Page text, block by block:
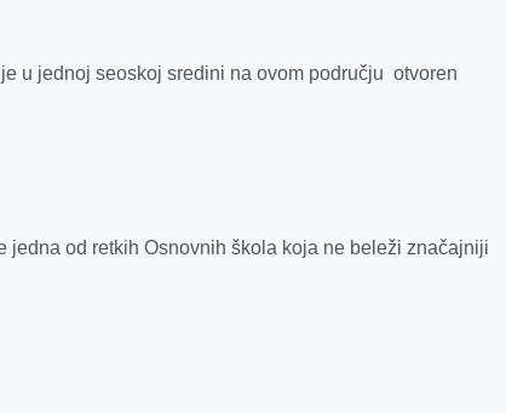
u jednoj seoskoj sredini na ovom području otvoren
jedna od retkih Osnovnih škola koja ne beleži značajniji